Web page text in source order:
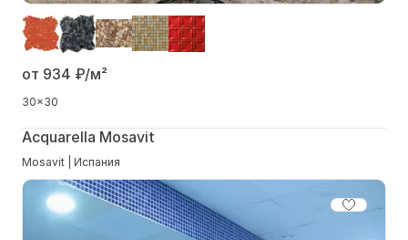
от 934 ₽/м²
30x30
Acquarella Mosavit
Mosavit | Испания